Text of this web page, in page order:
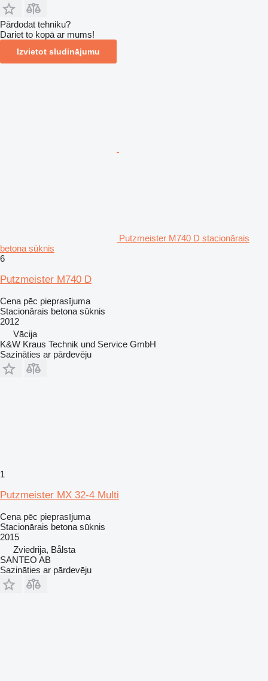
Pārdodat tehniku?
Dariet to kopā ar mums!
Izvietot sludinājumu
Putzmeister M740 D stacionārais
betona sūknis
6
Putzmeister M740 D
Cena pēc pieprasījuma
Stacionārais betona sūknis
2012
Vācija
K&W Kraus Technik und Service GmbH
Sazināties ar pārdevēju
1
Putzmeister MX 32-4 Multi
Cena pēc pieprasījuma
Stacionārais betona sūknis
2015
Zviedrija, Bålsta
SANTEO AB
Sazināties ar pārdevēju